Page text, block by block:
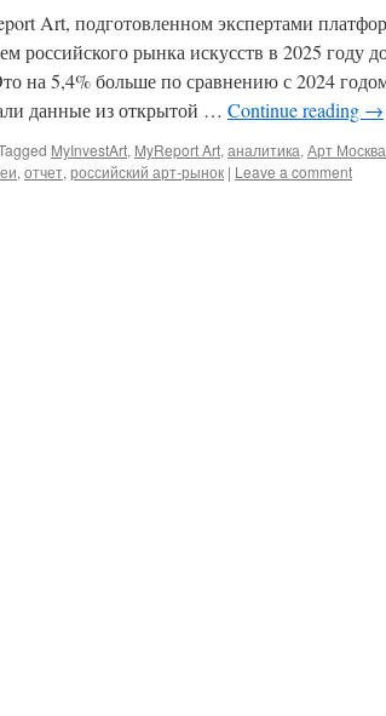
Art, подготовленном экспертами
российского рынка искусств в 2025 году
на 5,4% больше по сравнению с 2024
данные из открытой … Continue reading →
MyInvestArt, MyReport Art, аналитика, Арт Москва
, отчет, российский арт-рынок | Leave a comment